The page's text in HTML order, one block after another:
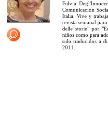
Fulvia
Comunicación
Italia. Vive y
revista semanal
delle storie" por
niños como para
sido traducidos a
2011.